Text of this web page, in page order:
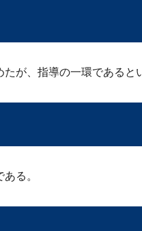
が、指導の一環であると
る。